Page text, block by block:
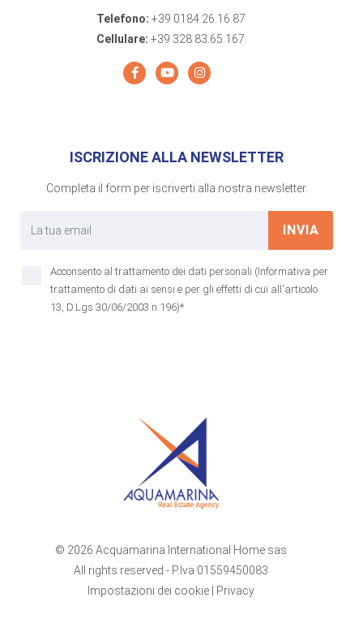
© 2026 Acquamarina International Home sas
All rights reserved - P.Iva 01559450083
Impostazioni dei cookie| Privacy
Telefono: +39 0184 26.16.87
Cellulare: +39 328 83.65.167
ISCRIZIONE ALLA NEWSLETTER
Completa il form per iscriverti alla nostra newsletter.
INVIA
Acconsento al trattamento dei dati personali (Informativa per
trattamento di dati ai sensi e per gli effetti di cui all'articolo
13, D.Lgs 30/06/2003 n.196)*